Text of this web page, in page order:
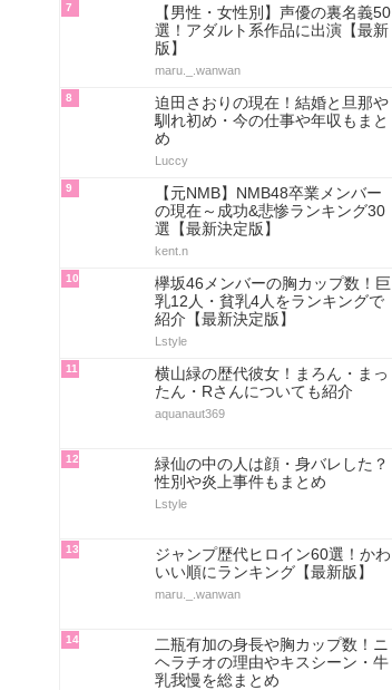
7
【男性・女性別】声優の裏名義50
選！アダルト系作品に出演【最新
版】
maru._.wanwan
8
迫田さおりの現在！結婚と旦那や
馴れ初め・今の仕事や年収もまと
め
Luccy
9
【元NMB】NMB48卒業メンバー
の現在～成功&悲惨ランキング30
選【最新決定版】
kent.n
10
欅坂46メンバーの胸カップ数！巨
乳12人・貧乳4人をランキングで
紹介【最新決定版】
Lstyle
11
横山緑の歴代彼女！まろん・まっ
たん・Rさんについても紹介
aquanaut369
12
緑仙の中の人は顔・身バレした？
性別や炎上事件もまとめ
Lstyle
13
ジャンプ歴代ヒロイン60選！かわ
いい順にランキング【最新版】
maru._.wanwan
14
二瓶有加の身長や胸カップ数！ニ
ヘラチオの理由やキスシーン・牛
乳我慢を総まとめ